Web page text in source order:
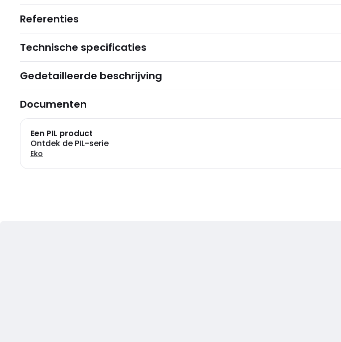
Referenties
Technische specificaties
Gedetailleerde beschrijving
Documenten
Een PIL product
Ontdek de PIL-serie
Eko